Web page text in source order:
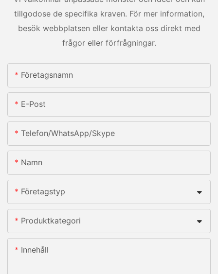
tillgodose de specifika kraven. För mer information,
besök webbplatsen eller kontakta oss direkt med
frågor eller förfrågningar.
Företagsnamn
E-Post
Telefon/whatsApp/skype
Namn
Företagstyp
Produktkategori
Innehåll